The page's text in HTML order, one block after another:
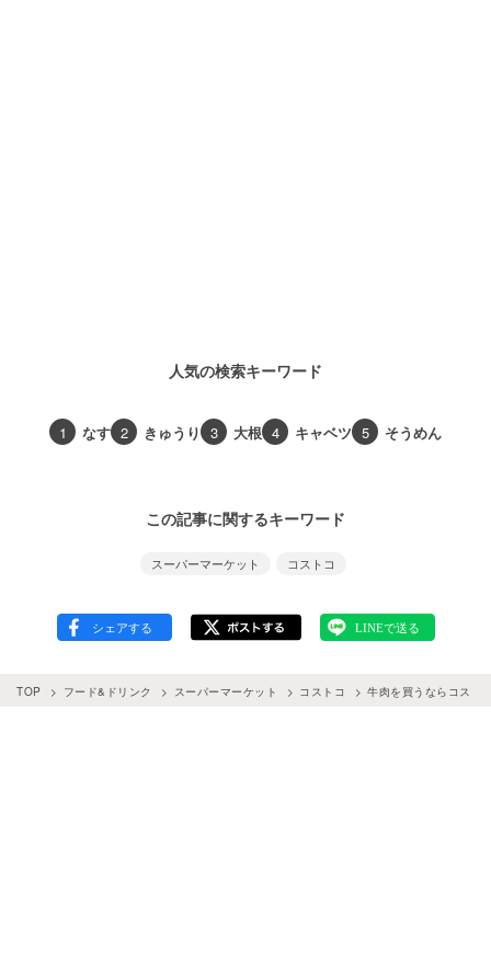
人気の検索キーワード
1 なす 2 きゅうり 3 大根 4 キャベツ 5 そうめん
この記事に関するキーワード
スーパーマーケット コストコ
TOP フード&ドリンク スーパーマーケット コストコ 牛肉を買うならコスト